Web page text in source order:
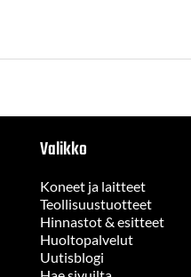
Valikko
Koneet ja laitteet
Teollisuustuotteet
Hinnastot & esitteet
Huoltopalvelut
Uutisblogi